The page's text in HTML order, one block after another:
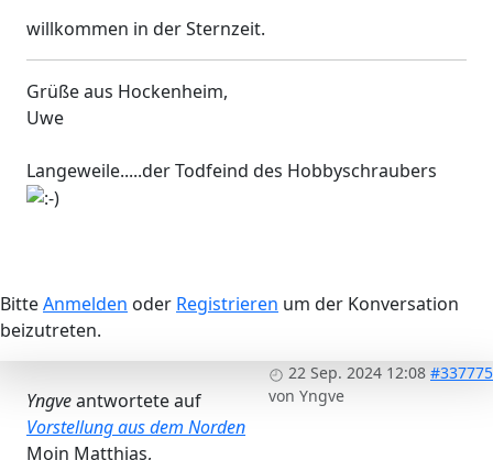
willkommen in der Sternzeit.
Grüße aus Hockenheim,
Uwe
Langeweile.....der Todfeind des Hobbyschraubers
BitteAnmelden oder Registrieren um der Konversation
beizutreten.
22 Sep. 2024 12:08 #337775
von Yngve
Yngveantwortete auf
Vorstellung aus dem Norden
Moin Matthias,